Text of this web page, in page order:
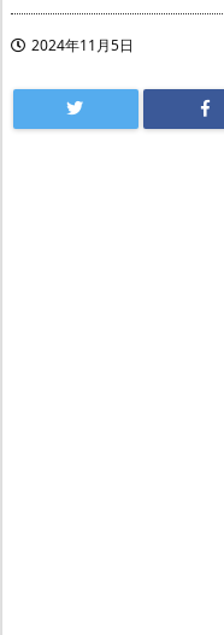
2024年11月5日